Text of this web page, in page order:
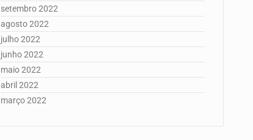
setembro 2022
agosto 2022
julho 2022
junho 2022
maio 2022
abril 2022
março 2022